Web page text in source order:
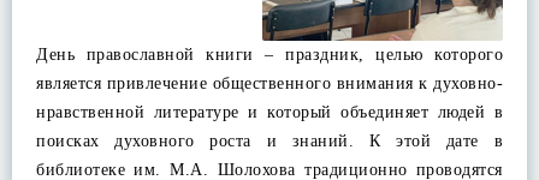
День православной книги – праздник, целью которого
является привлечение общественного внимания к духовно-
нравственной литературе и который объединяет людей в
поисках духовного роста и знаний. К этой дате в
библиотеке им. М.А. Шолохова традиционно проводятся